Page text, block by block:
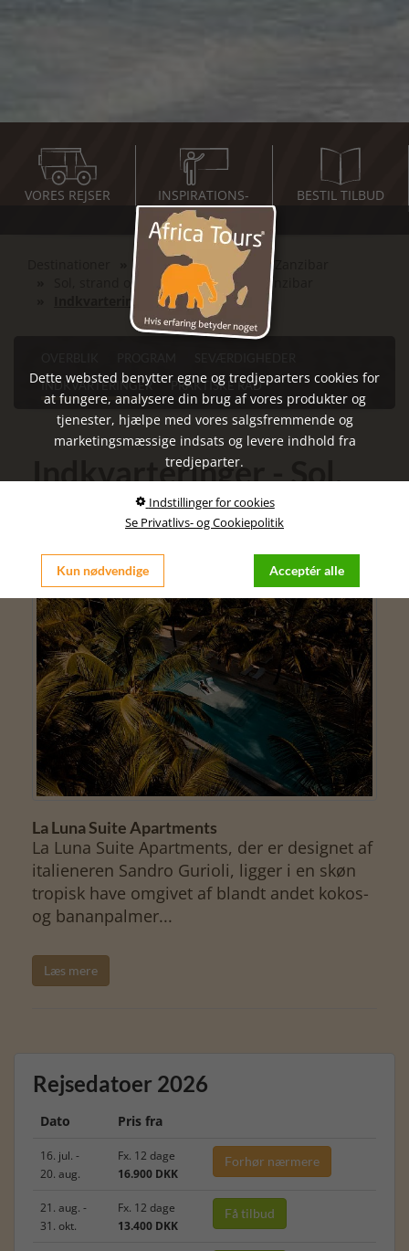
VORES REJSER
INSPIRATIONS-
MØDER
BESTIL TILBUD
Det Indiske Ocean
Sol, strand og vand - fortryllende Zanzibar
Indkvarteringer
INDKVARTERINGER
PRAKTISKE RÅD
Indkvarteringer - Sol,
strand og vand -
fortryllende Zanzibar
La Luna Suite Apartments
La Luna Suite Apartments, der er designet af
italieneren Sandro Gurioli, ligger i en skøn
tropisk have omgivet af blandt andet kokos-
og bananpalmer...
Læs mere
Rejsedatoer 2026
Dato Pris fra
16. jul. -
20. aug.
Fx. 12 dage
16.900 DKK
Forhør nærmere
21. aug. -
31. okt.
Fx. 12 dage
13.400 DKK
Få tilbud
Dette websted benytter egne og tredjeparters cookies for
at fungere, analysere din brug af vores produkter og
tjenester, hjælpe med vores salgsfremmende og
marketingsmæssige indsats og levere indhold fra
tredjeparter.
Indstillinger for cookies
Se Privatlivs- og Cookiepolitik
Kun nødvendige Acceptér alle